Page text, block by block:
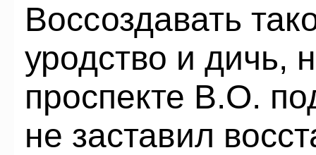
Воссоздавать
уродство и дичь,
проспекте В.О.
не заставил